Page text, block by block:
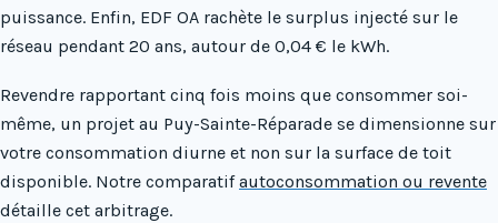
puissance. Enfin, EDF OA rachète le surplus injecté sur le
réseau pendant 20 ans, autour de 0,04 € le kWh.
Revendre rapportant cinq fois moins que consommer soi-
même, un projet au Puy-Sainte-Réparade se dimensionne sur
votre consommation diurne et non sur la surface de toit
disponible. Notre comparatifautoconsommation ou revente
détaille cet arbitrage.